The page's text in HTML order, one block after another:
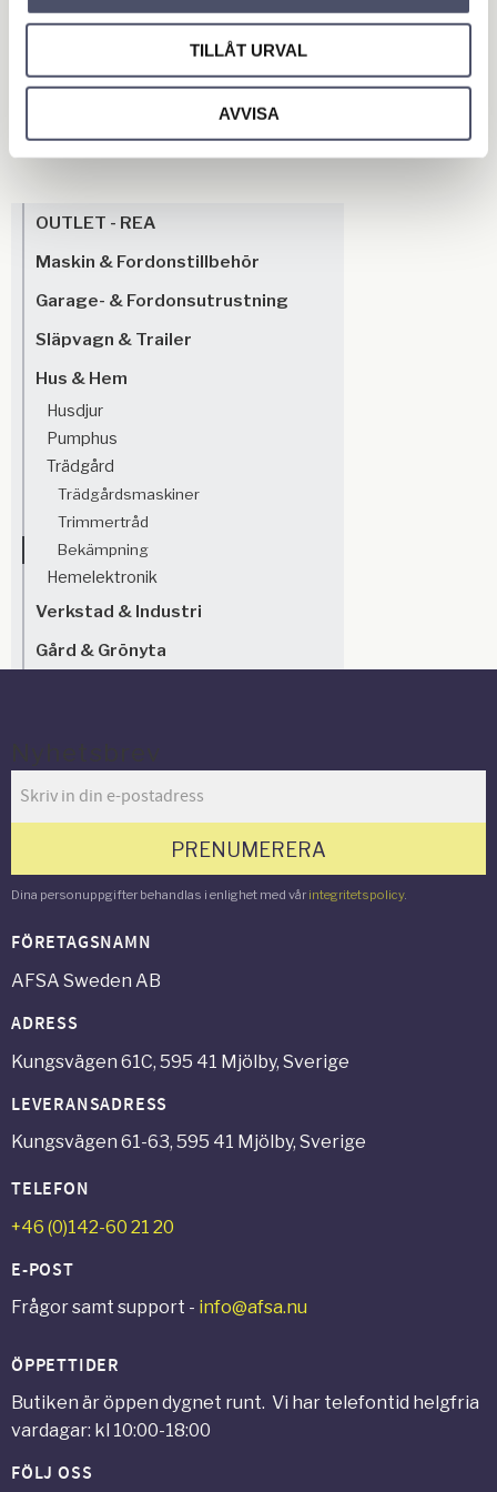
TILLÅT URVAL
AVVISA
stenplattor, förgör mossa. Utöver det tillhandahåller vi
dessutom tillbehör till ogrässprutor såsom laddare,
batteri, munstycken, hjul och filter. Kolla igenom vårt
OUTLET - REA
Maskin & Fordonstillbehör
Garage- & Fordonsutrustning
Släpvagn & Trailer
Hus & Hem
Husdjur
Pumphus
Trädgård
Trädgårdsmaskiner
Trimmertråd
Bekämpning
Hemelektronik
Verkstad & Industri
Gård & Grönyta
PRENUMERERA
Dina personuppgifter behandlas i enlighet med vår integritetspolicy.
FÖRETAGSNAMN
AFSA Sweden AB
ADRESS
Kungsvägen 61C, 595 41 Mjölby, Sverige
LEVERANSADRESS
Kungsvägen 61-63, 595 41 Mjölby, Sverige
TELEFON
+46 (0)142-60 21 20
E-POST
Frågor samt support - info@afsa.nu
ÖPPETTIDER
Butiken är öppen dygnet runt. Vi har telefontid helgfria
vardagar: kl 10:00-18:00
FÖLJ OSS